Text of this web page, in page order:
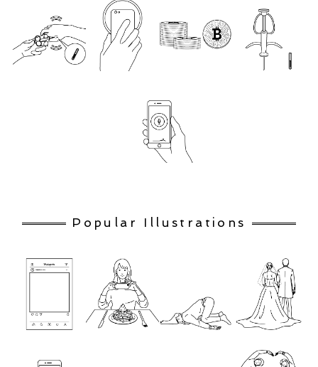
Popular Illustrations